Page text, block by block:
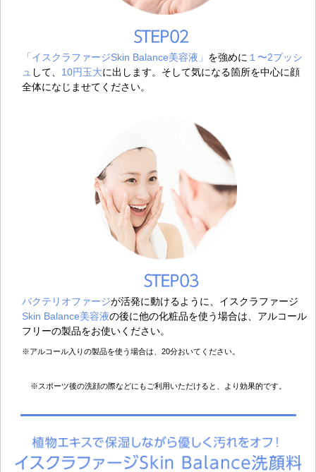
「イスクラファージSkin Balance美容液」 を強めに １〜2プッシ
ュ して、 10円玉大に出します。そして気になる箇所を中心に顔
全体になじませてください。
バクテリオファージが活発に動けるように、イスクラファージ
Skin Balance美容液の後に他の化粧品を使う場合は、アルコール
フリーの製品をお使いください。
※アルコール入りの製品を使う場合は、20分おいてください。
※スポーツ後の洗顔の際などにもご利用いただけると、より効果的です。